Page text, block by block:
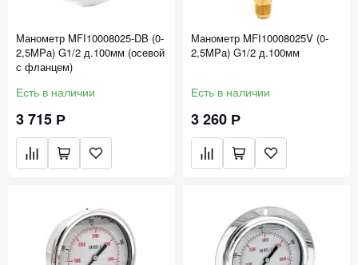
Манометр MFI10008025-DB (0-
2,5MPа) G1/2 д.100мм (осевой
с фланцем)
Есть в наличии
3 715 Р
Манометр MFI10008025V (0-
2,5MPа) G1/2 д.100мм
Есть в наличии
3 260 Р